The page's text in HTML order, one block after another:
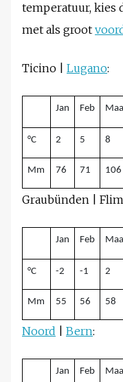
temperatuur, kies
met als groot
Ticino | Lugano:
Jan Feb Maa
°C 2 5 8
Mm 76 71 106
Graubünden |
Jan Feb Maa
°C -2 -1 2
Mm 55 56 58
Noord Bern:
Jan Feb Maa